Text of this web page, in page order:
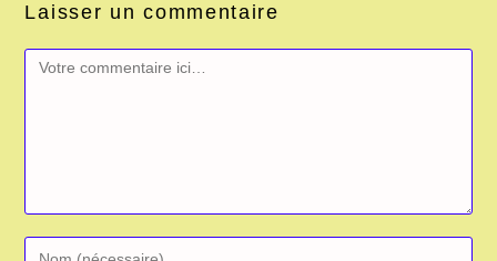
Laisser un commentaire